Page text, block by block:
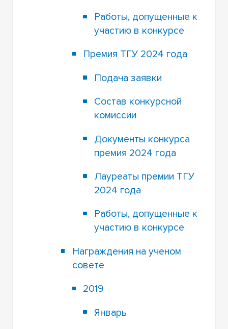
Работы, допущенные к
участию в конкурсе
Премия ТГУ 2024 года
Подача заявки
Состав конкурсной
комиссии
Документы конкурса
премия 2024 года
Лауреаты премии ТГУ
2024 года
Работы, допущенные к
участию в конкурсе
Награждения на ученом
совете
2019
Январь